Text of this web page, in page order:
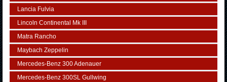
Lancia Fulvia
Lincoln Continental Mk III
Matra Rancho
Maybach Zeppelin
Mercedes-Benz 300 Adenauer
Mercedes-Benz 300SL Gullwing